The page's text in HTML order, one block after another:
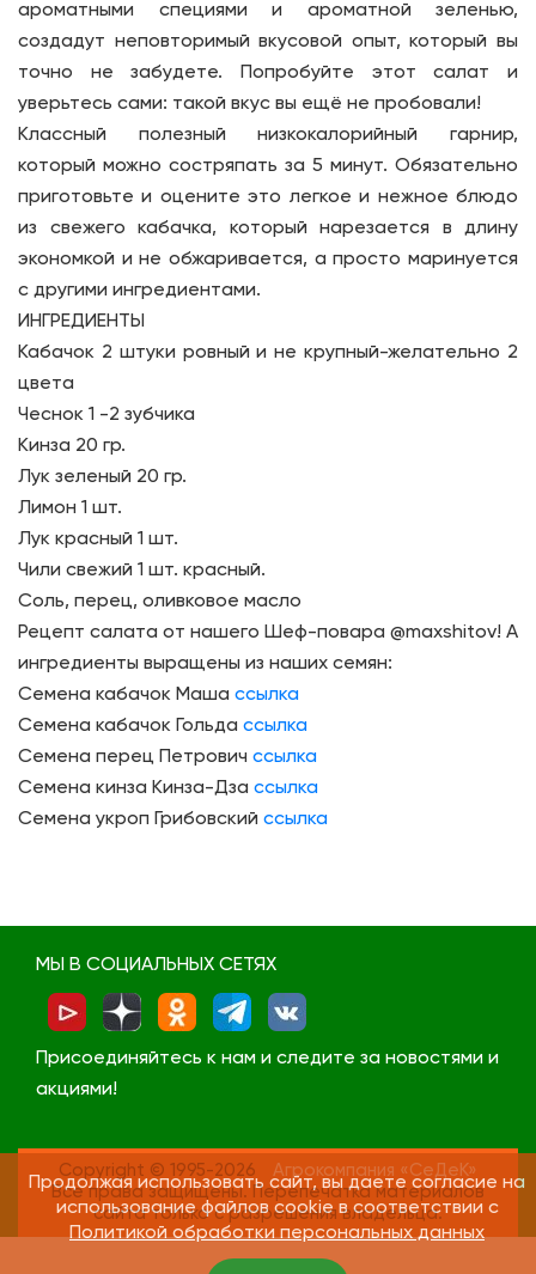
ароматными специями и ароматной зеленью,
создадут неповторимый вкусовой опыт, который вы
точно не забудете. Попробуйте этот салат и
уверьтесь сами: такой вкус вы ещё не пробовали!
Классный полезный низкокалорийный гарнир,
который можно состряпать за 5 минут. Обязательно
приготовьте и оцените это легкое и нежное блюдо
из свежего кабачка, который нарезается в длину
экономкой и не обжаривается, а просто маринуется
с другими ингредиентами.
ИНГРЕДИЕНТЫ
Кабачок 2 штуки ровный и не крупный-желательно 2
цвета
Чеснок 1 -2 зубчика
Кинза 20 гр.
Лук зеленый 20 гр.
Лимон 1 шт.
Лук красный 1 шт.
Чили свежий 1 шт. красный.
Соль, перец, оливковое масло
Рецепт салата от нашего Шеф-повара @maxshitov! А
ингредиенты выращены из наших семян:
Семена кабачок Маша ссылка
Семена кабачок Гольда ссылка
Семена перец Петрович ссылка
Семена кинза Кинза-Дза ссылка
Семена укроп Грибовский ссылка
МЫ В СОЦИАЛЬНЫХ СЕТЯХ
Присоединяйтесь к нам и следите за новостями и
акциями!
Copyright © 1995-2026
Агрокомпания «СеДеК»
Все права защищены. Перепечатка материалов
сайта только с разрешения владельца.
Продолжая использовать сайт, вы даете согласие на
использование файлов cookie в соответствии с
Политикой обработки персональных данных